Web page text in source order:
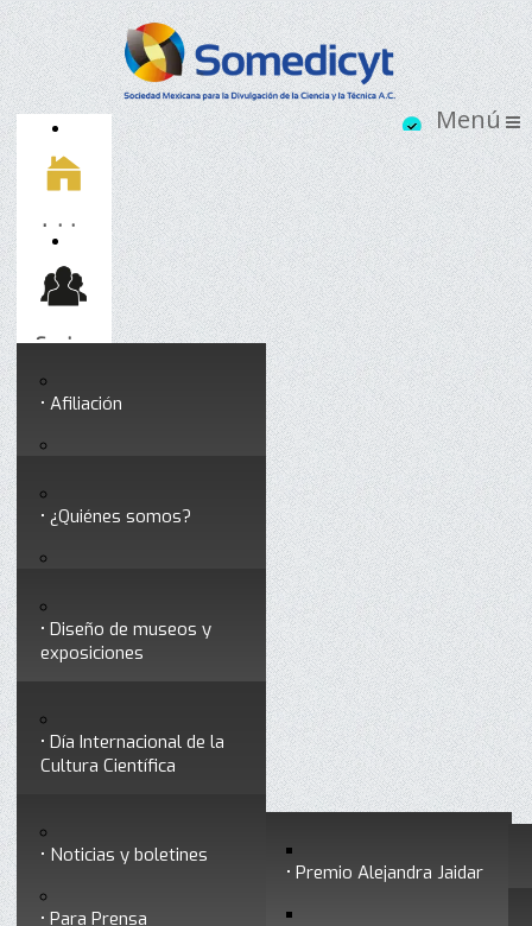
Inicio
Socios
Afiliación
Testimonios
Socios vigentes
Somedicyt
¿Quiénes somos?
Consejo Directivo
profesionales
Premios a divulgadores Premio Alejandra Jaidar
Servicios
Diseño de museos y
exposiciones
formar divulgadores
Día Internacional de la
Cultura Científica
Noticias y boletines
Para Prensa
Contacto